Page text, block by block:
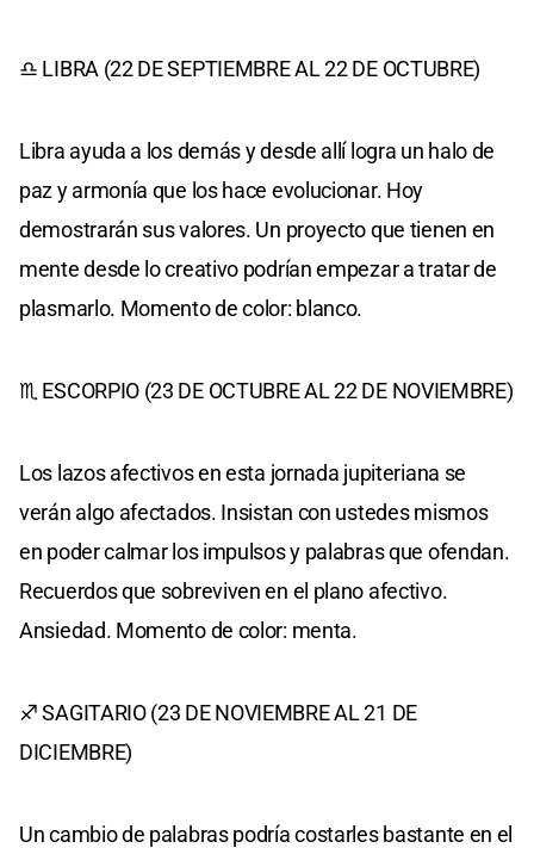
♎ LIBRA (22 DE SEPTIEMBRE AL 22 DE OCTUBRE)
Libra ayuda a los demás y desde allí logra un halo de
paz y armonía que los hace evolucionar. Hoy
demostrarán sus valores. Un proyecto que tienen en
mente desde lo creativo podrían empezar a tratar de
plasmarlo. Momento de color: blanco.
♏ ESCORPIO (23 DE OCTUBRE AL 22 DE NOVIEMBRE)
Los lazos afectivos en esta jornada jupiteriana se
verán algo afectados. Insistan con ustedes mismos
en poder calmar los impulsos y palabras que ofendan.
Recuerdos que sobreviven en el plano afectivo.
Ansiedad. Momento de color: menta.
♐ SAGITARIO (23 DE NOVIEMBRE AL 21 DE
DICIEMBRE)
Un cambio de palabras podría costarles bastante en el